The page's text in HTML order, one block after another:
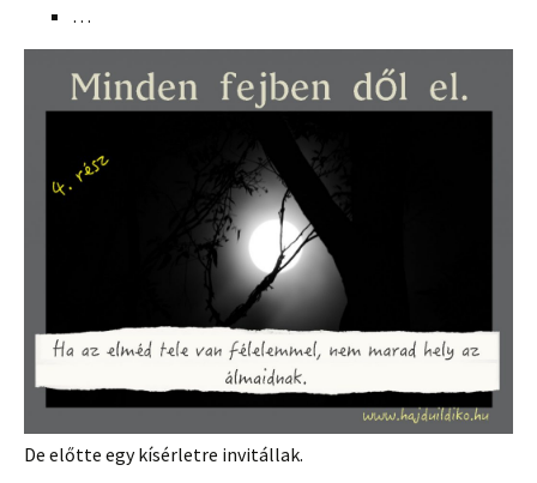
…
De előtte egy kísérletre invitállak.